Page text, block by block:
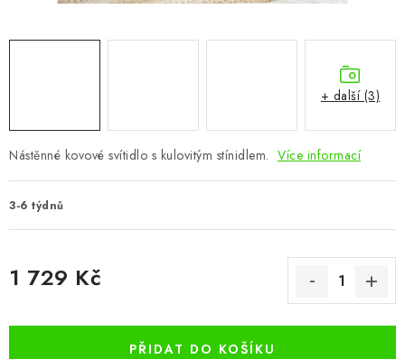
OSTATNÍ
VÝPRODEJ
Vše o nákupu Info
Reklamace a odstoupení od smlouvy
Kontakty
Nástěnné kovové svítidlo s kulovitým stínidlem. Více informací
3-6 týdnů
1 729 Kč
PŘIDAT DO KOŠÍKU
+ další (3)